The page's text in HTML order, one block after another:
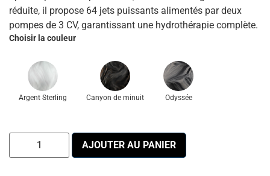
réduite, il propose 64 jets puissants alimentés par deux
pompes de 3 CV, garantissant une hydrothérapie complète.
Choisir la couleur
Argent Sterling Canyon de minuit Odyssée
AJOUTER AU PANIER